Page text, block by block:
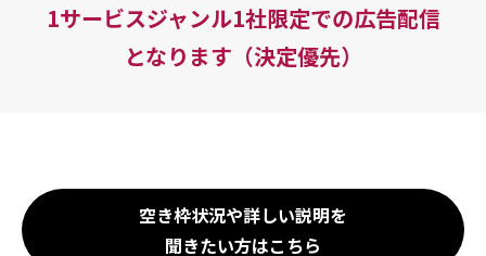
1サービスジャンル1社限定での広告配信
となります（決定優先）
空き枠状況や詳しい説明を
聞きたい方はこちら